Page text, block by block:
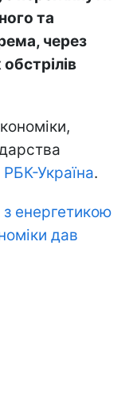
та
через
РБК-Україна.
енергетикою
дав